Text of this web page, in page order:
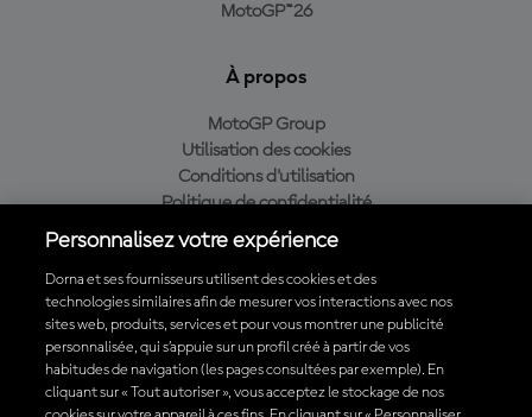
MotoGP™26
À propos
MotoGP Group
Utilisation des cookies
Conditions d'utilisation
Politique de confidentialité
Politique d’achat
Télécharger l'appli officielle du MotoGP™
Personnalisez votre expérience
Dorna et ses fournisseurs utilisent des cookies et des
technologies similaires afin de mesurer vos interactions avec nos
sites web, produits, services et pour vous montrer une publicité
personnalisée, qui s’appuie sur un profil créé à partir de vos
habitudes de navigation (les pages consultées par exemple). En
cliquant sur « Tout autoriser », vous acceptez le stockage de nos